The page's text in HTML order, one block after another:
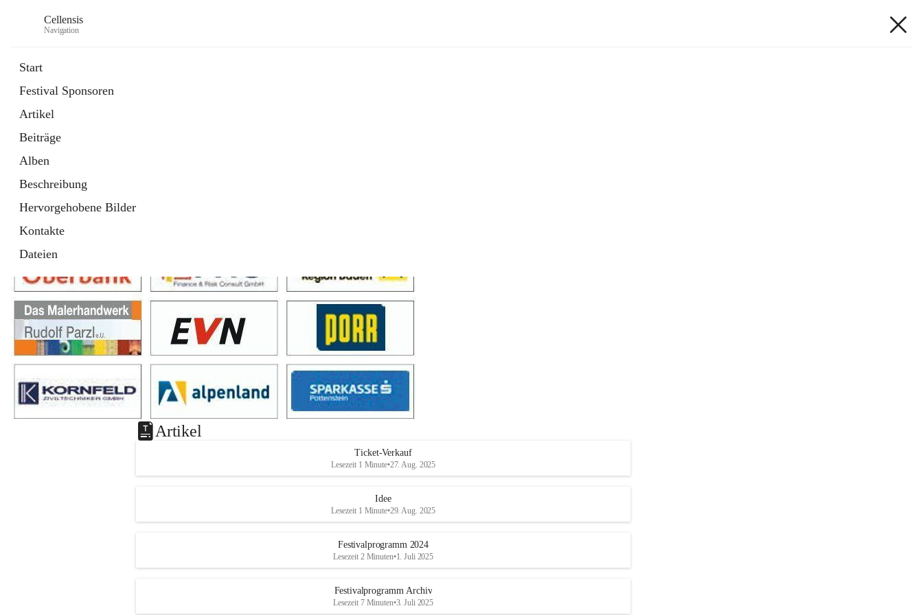
Cellensis
Navigation
Start
Festival Sponsoren
Artikel
Beiträge
Alben
Beschreibung
Hervorgehobene Bilder
Kontakte
Dateien
Festival Sponsoren
Artikel
Ticket-Verkauf
Lesezeit 1 Minute•27. Aug. 2025
Idee
Lesezeit 1 Minute•29. Aug. 2025
Festivalprogramm 2024
Lesezeit 2 Minuten•1. Juli 2025
Festivalprogramm Archiv
Lesezeit 7 Minuten•3. Juli 2025